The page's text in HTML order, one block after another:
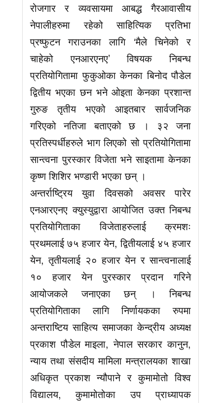
रोजगार र व्यवसायमा आबद्ध गैरआवासीय
नेपालीहरुमा रहेको साहित्यिक प्रतिभा
प्रष्फुटन गराउनका लागि ‘मैले चिनेको र
चाहेको एनआरएनए’ विषयक निबन्ध
प्रतियोगितामा फुकुओका केनका बिनोद पौडेल
द्वितीय भएका छन भने ओइता केनका प्रशान्त
गुरुङ तृतीय भएको आइतबार सार्वजनिक
गरिएको नतिजा बताएको छ । ३२ जना
प्रतिस्पर्धीहरुले भाग लिएको सो प्रतियोगितामा
सान्त्वना पुरस्कार विजेता भने साइतामा केनका
कृष्ण शिशिर भण्डारी भएका छन् ।
अन्तर्राष्ट्रिय युवा दिवसको अवसर पारेर
एनआरएनए क्युस्युद्वारा आयोजित उक्त निबन्ध
प्रतियोगिताका विजेताहरुलाई क्रमशः
प्रथमलाई ७५ हजार येन, द्वितीयलाई ४५ हजार
येन, तृतीयलाई २० हजार येन र सान्त्वनालाई
१० हजार येन पुरस्कार प्रदान गरिने
आयोजकले जनाएका छन् । निबन्ध
प्रतियोगिताका लागि निर्णायकका रुपमा
अन्तराष्टिय साहित्य समाजका केन्द्रीय अध्यक्ष
प्रकाश पौडेल माइला, नेपाल सरकार कानुन,
न्याय तथा संसदीय मामिला मन्त्रालयका शाखा
अधिकृत प्रकाश न्यौपाने र कुमामोतो विश्व
विद्यालय, कुमामोतोका उप प्राध्यापक